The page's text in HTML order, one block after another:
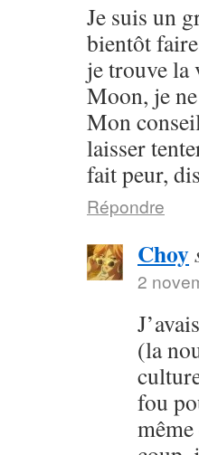
Je suis un
bientôt
je trouve la
Moon, je
Mon
laisser
fait peur,
Répondre
Choy
2
(la
fou